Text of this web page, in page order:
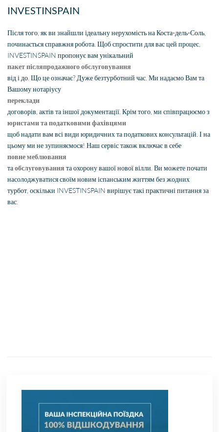
INVESTINSPAIN
Після того, як ви знайшли ідеальну нерухомість на Коста-дель-Соль,
починається справжня робота. Щоб спростити для вас цей процес,
INVESTINSPAIN пропонує вам унікальний
пакет післяпродажного обслуговування
від і до. Що це означає? Дуже безтурботний час. Ми надаємо Вам та
Вашому нотаріусу
переклади
договорів, актів та іншої документації. Крім того, ми співпрацюємо з
юристами та податковими фахівцями
щоб надати вам всі види юридичних та податкових консультацій. І на
цьому ми не зупиняємося! Наш сервіс також включає в себе
повне меблювання
таобслуговування та охорону вашої нової вілли. Ви можете почати
насолоджуватися своїм новим іспанським життям без жодних
турбот, оскільки INVESTINSPAIN вирішує такі практичні питання за
вас.